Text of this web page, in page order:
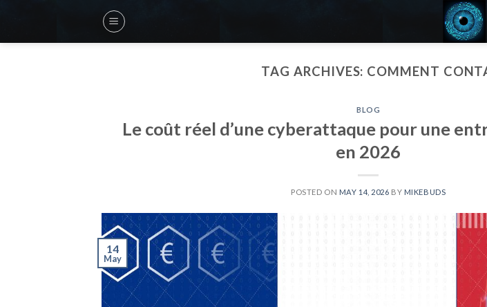
content
TAG ARCHIVES: COMMENT
BLOG
Le coût réel d’une cyberattaque pour une
en 2026
POSTED ON MAY 14, 2026 BY MIKEBUDS
14
May